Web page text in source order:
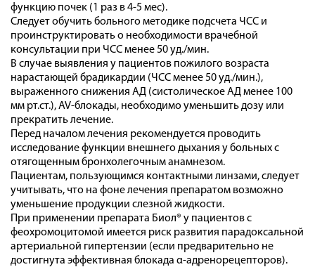
функцию почек (1 раз в 4-5 мес).
Следует обучить больного методике подсчета ЧСС и
проинструктировать о необходимости врачебной
консультации при ЧСС менее 50 уд./мин.
В случае выявления у пациентов пожилого возраста
нарастающей брадикардии (ЧСС менее 50 уд./мин.),
выраженного снижения АД (систолическое АД менее 100
мм рт.ст.), AV-блокады, необходимо уменьшить дозу или
прекратить лечение.
Перед началом лечения рекомендуется проводить
исследование функции внешнего дыхания у больных с
отягощенным бронхолегочным анамнезом.
Пациентам, пользующимся контактными линзами, следует
учитывать, что на фоне лечения препаратом возможно
уменьшение продукции слезной жидкости.
При применении препарата Биол® у пациентов с
феохромоцитомой имеется риск развития парадоксальной
артериальной гипертензии (если предварительно не
достигнута эффективная блокада α-адренорецепторов).